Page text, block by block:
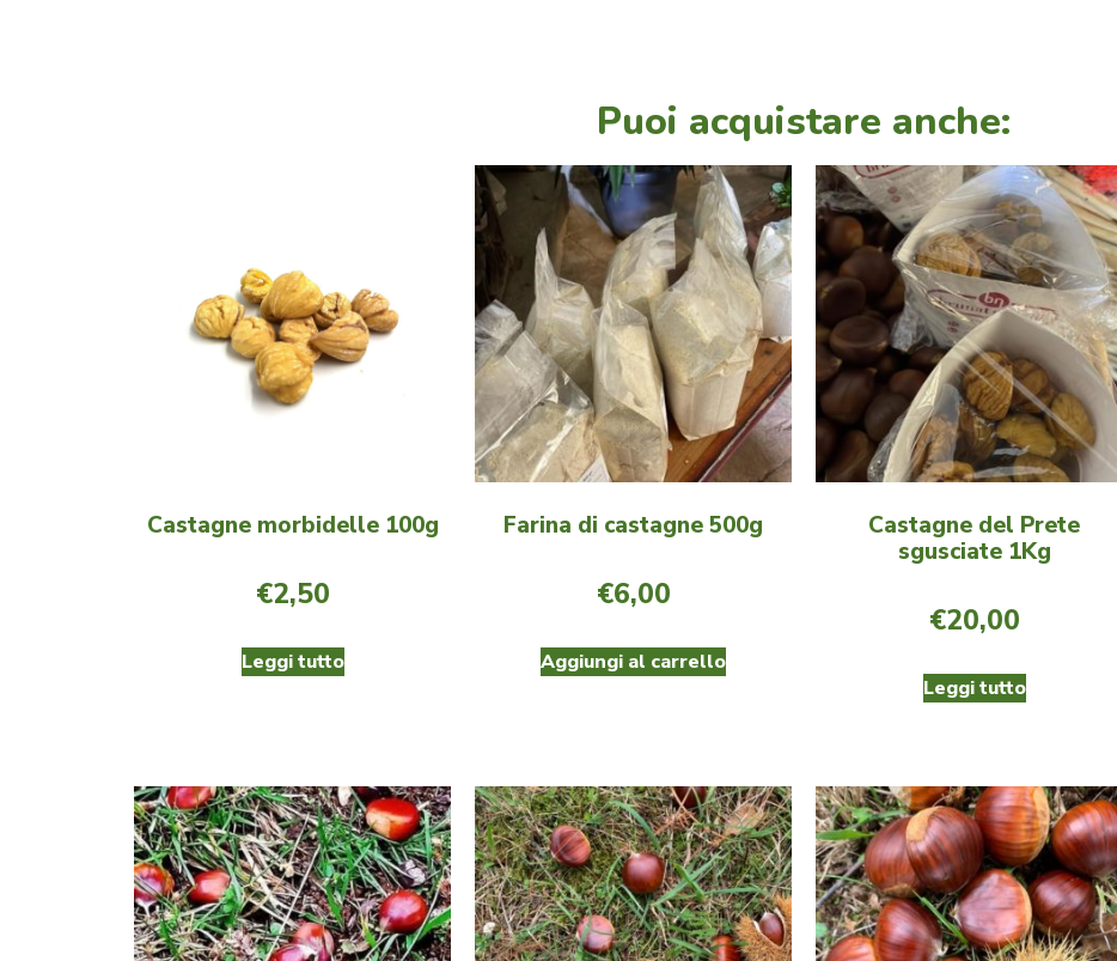
Puoi acquistare anche:
Castagne morbidelle 100g
€2,50
Leggi tutto
Farina di castagne 500g
€6,00
Aggiungi al carrello
Castagne del Prete
sgusciate 1Kg
€20,00
Leggi tutto